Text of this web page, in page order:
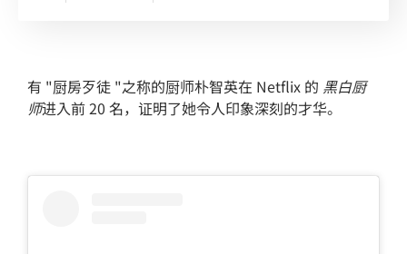
有 "厨房歹徒 "之称的厨师朴智英在 Netflix 的 黑白厨
师进入前 20 名，证明了她令人印象深刻的才华。